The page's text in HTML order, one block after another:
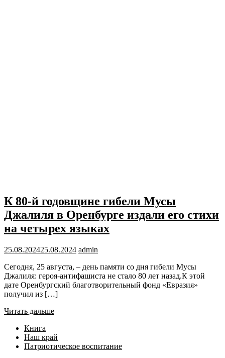
К 80-й годовщине гибели Мусы
Джалиля в Оренбурге издали его стихи
на четырех языках
25.08.202425.08.2024 admin
Сегодня, 25 августа, – день памяти со дня гибели Мусы
Джалиля: героя-антифашиста не стало 80 лет назад.К этой
дате Оренбургский благотворительный фонд «Евразия»
получил из […]
Читать дальше
Книга
Наш край
Патриотическое воспитание